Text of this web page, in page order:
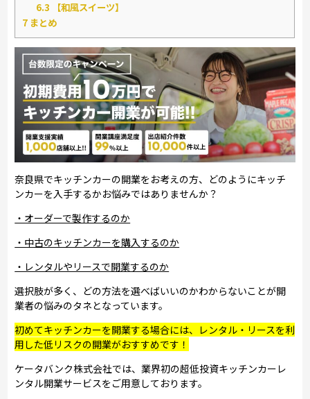
6.3 【和風スイーツ】
7 まとめ
奈良県でキッチンカーの開業をお考えの方、どのようにキッチ
ンカーを入手するかお悩みではありませんか？
・オーダーで製作するのか
・中古のキッチンカーを購入するのか
・レンタルやリースで開業するのか
選択肢が多く、どの方法を選べばいいのかわからないことが開
業者の悩みのタネとなっています。
初めてキッチンカーを開業する場合には、レンタル・リースを利
用した低リスクの開業がおすすめです！
ケータバンク株式会社では、業界初の超低投資キッチンカーレ
ンタル開業サービスをご用意しております。